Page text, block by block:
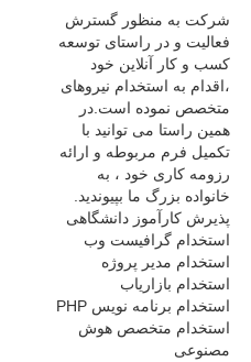
شرکت به منظور گسترش
فعالیت و در راستای توسعه
کسب و کار آنلاین خود
،اقدام به استخدام نیروهای
متخصص نموده است.در
همین راستا می توانید با
تکمیل فرم مربوطه و ارائه
رزومه کاری خود ، به
خانواده بزرگ ما بپیوندید.
پذیرش کارآموز دانشگاهی
استخدام گرافیست وب
استخدام مدیر پروژه
استخدام بازاریاب
استخدام برنامه نویس PHP
استخدام متخصص هوش
مصنوعی